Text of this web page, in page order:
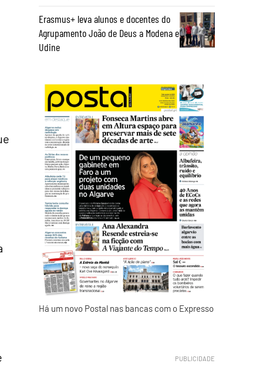
Erasmus+ leva alunos e docentes do
Agrupamento João de Deus a Modena e
Udine
Há um novo Postal nas bancas com o Expresso